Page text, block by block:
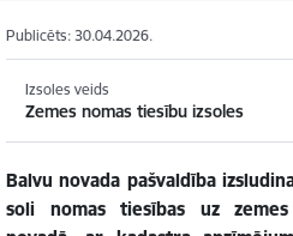
Publicēts: 30.04.2026.
Izsoles veids
Zemes nomas tiesību izsoles
Balvu novada pašvaldība
soli nomas tiesības uz